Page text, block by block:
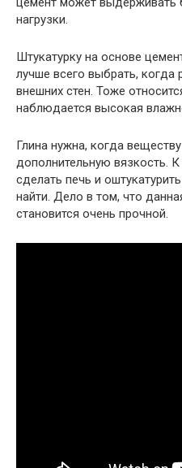
нагрузки.
Штукатурку на основе
лучше всего выбрать, когда
внешних стен. Тоже
наблюдается высокая
Глина нужна, когда
дополнительную вязкость.
сделать печь и
найти. Дело в том, что
становится очень прочной.